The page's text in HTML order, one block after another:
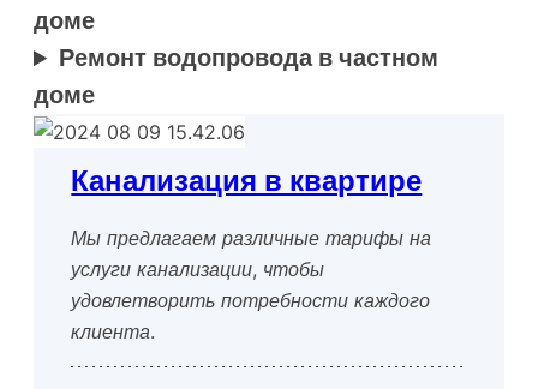
доме
Ремонт водопровода в частном
доме
Канализация в квартире
Мы предлагаем различные тарифы на
услуги канализации, чтобы
удовлетворить потребности каждого
клиента.